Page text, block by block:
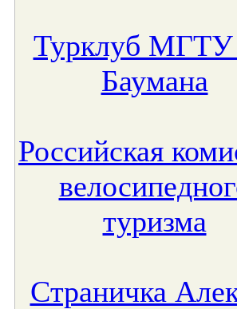
Турклуб
Баумана
Российская
туризма
Страничка